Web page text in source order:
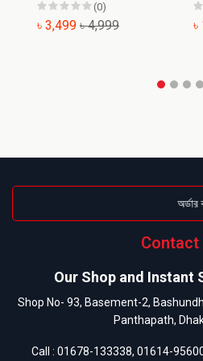
(0)
৳ 3,499 ৳ 4,999 ৳
অর্ডার
Contact
Our Shop and Instant
Shop No- 93, Basement-2,
Panthapath,
Call : 01678-133338, 01614-